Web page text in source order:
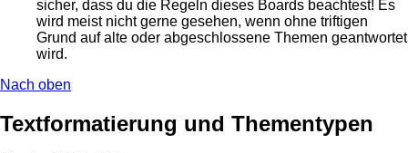
sicher, dass du die Regeln dieses Boards beachtest! Es
wird meist nicht gerne gesehen, wenn ohne triftigen
Grund auf alte oder abgeschlossene Themen geantwortet
wird.
Nach oben
Textformatierung und Thementypen